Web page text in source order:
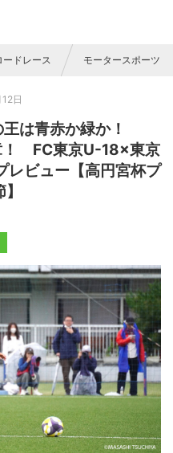
ードレース モータースポーツ
日
は青赤か緑か！
！ FC東京U-18×東京
レビュー【高円宮杯プ